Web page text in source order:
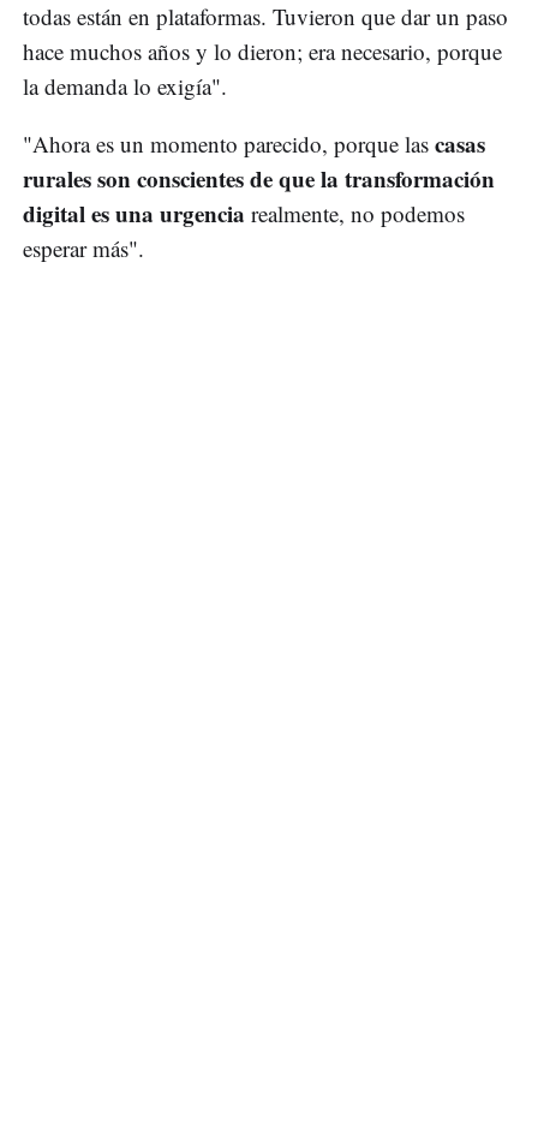
todas están en plataformas. Tuvieron que dar un paso
hace muchos años y lo dieron; era necesario, porque
la demanda lo exigía".
"Ahora es un momento parecido, porque las casas
rurales son conscientes de que la transformación
digital es una urgencia realmente, no podemos
esperar más".